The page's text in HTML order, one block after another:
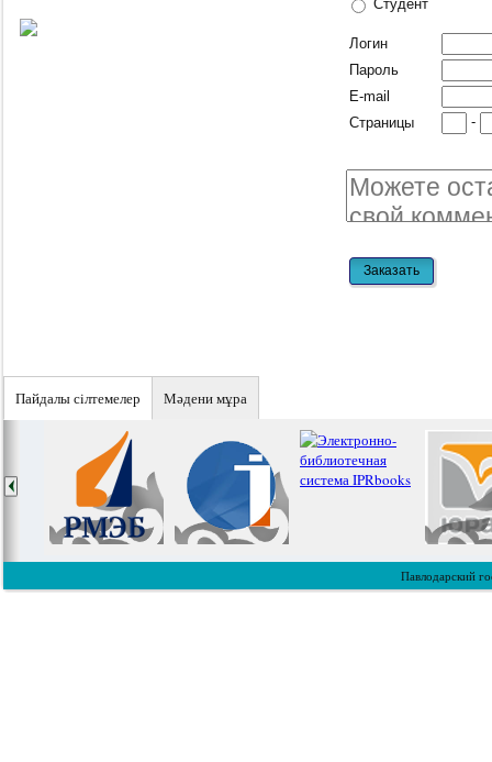
Студент
Логин
Пароль
E-mail
Страницы
-
Пайдалы сiлтемелер Мәдени мұра
Павлодарский